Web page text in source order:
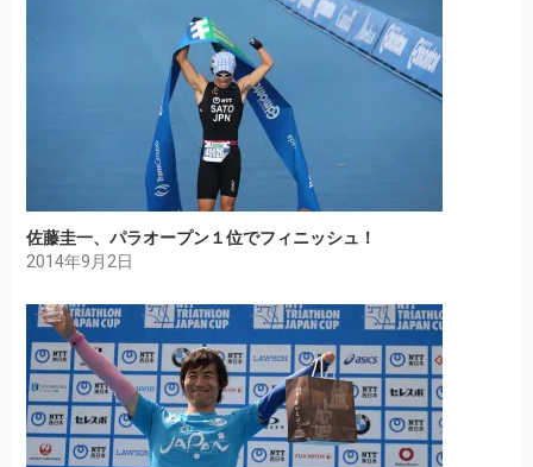
佐藤圭一、パラオープン１位でフィニッシュ！
2014年9月2日